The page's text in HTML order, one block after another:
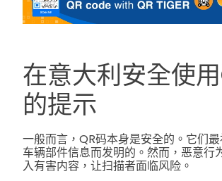
在意大利安全使
的提示
一般而言，QR码本身是安全的。它们
车辆部件信息而发明的。然而，恶意行
入有害内容，让扫描者面临风险。